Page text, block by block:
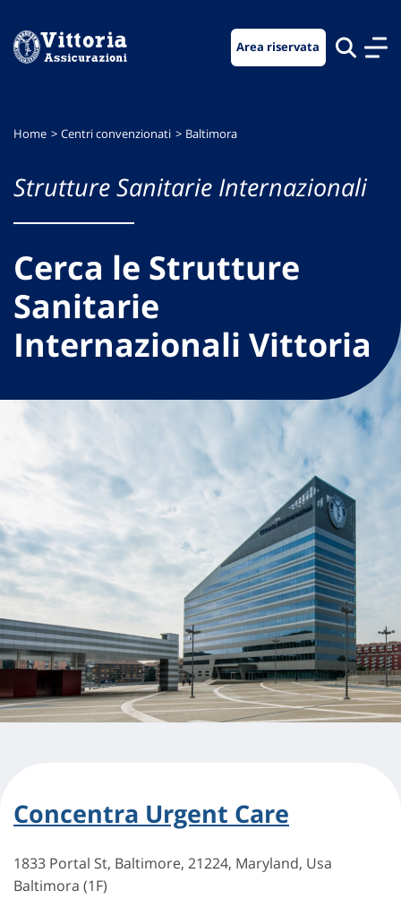
menu
contenuto
footer
Area riservata
Home Centri convenzionati Baltimora
Strutture Sanitarie Internazionali
Cerca le Strutture
Sanitarie
Internazionali Vittoria
Concentra Urgent Care
1833 Portal St, Baltimore, 21224, Maryland, Usa
Baltimora (1F)